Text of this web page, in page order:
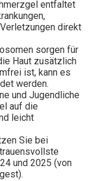
entfaltet
direkt
sorgen für
Haut zusätzlich
ist, kann es
werden.
und Jugendliche
auf die
leicht
Sie bei
und 2025 (von